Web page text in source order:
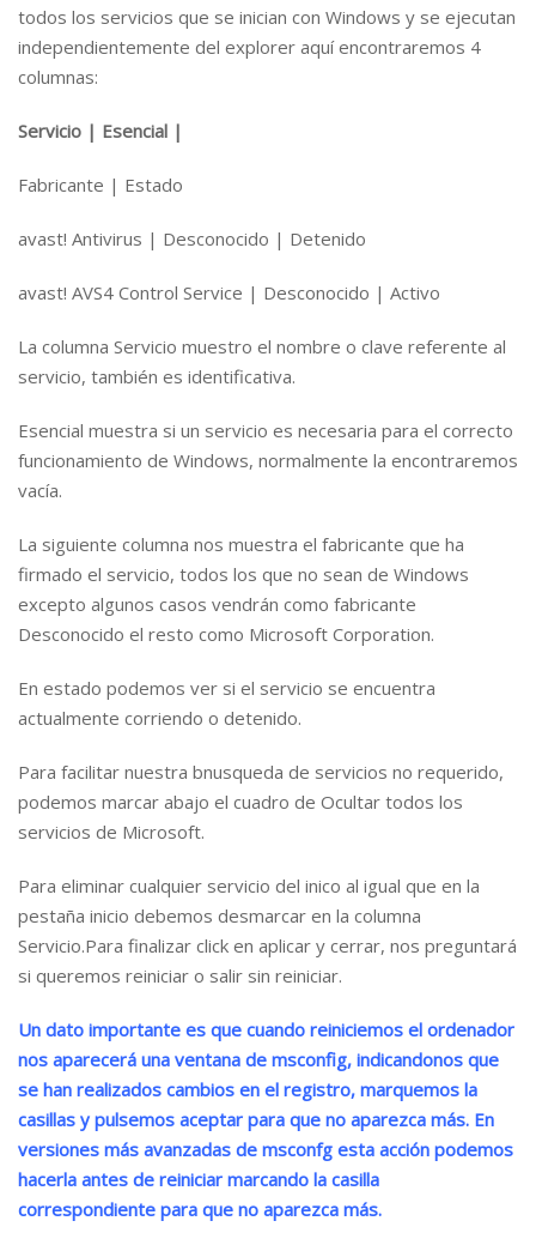
todos los servicios que se inician con Windows y se ejecutan
independientemente del explorer aquí encontraremos 4
columnas:
Servicio | Esencial |
Fabricante | Estado
avast! Antivirus | Desconocido | Detenido
avast! AVS4 Control Service | Desconocido | Activo
La columna Servicio muestro el nombre o clave referente al
servicio, también es identificativa.
Esencial muestra si un servicio es necesaria para el correcto
funcionamiento de Windows, normalmente la encontraremos
vacía.
La siguiente columna nos muestra el fabricante que ha
firmado el servicio, todos los que no sean de Windows
excepto algunos casos vendrán como fabricante
Desconocido el resto como Microsoft Corporation.
En estado podemos ver si el servicio se encuentra
actualmente corriendo o detenido.
Para facilitar nuestra bnusqueda de servicios no requerido,
podemos marcar abajo el cuadro de Ocultar todos los
servicios de Microsoft.
Para eliminar cualquier servicio del inico al igual que en la
pestaña inicio debemos desmarcar en la columna
Servicio.Para finalizar click en aplicar y cerrar, nos preguntará
si queremos reiniciar o salir sin reiniciar.
Un dato importante es que cuando reiniciemos el ordenador
nos aparecerá una ventana de msconfig, indicandonos que
se han realizados cambios en el registro, marquemos la
casillas y pulsemos aceptar para que no aparezca más. En
versiones más avanzadas de msconfg esta acción podemos
hacerla antes de reiniciar marcando la casilla
correspondiente para que no aparezca más.